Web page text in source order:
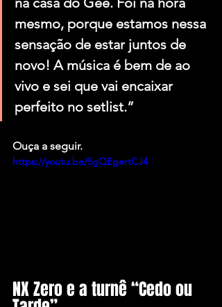
mesmo, porque estamos nessa
sensação de estar juntos de
novo! A música é bem de ao
vivo e sei que vai encaixar
perfeito no setlist.”
Ouça a seguir.
https://youtu.be/5gQEgertCJ4
NX Zero e a turnê “Cedo ou